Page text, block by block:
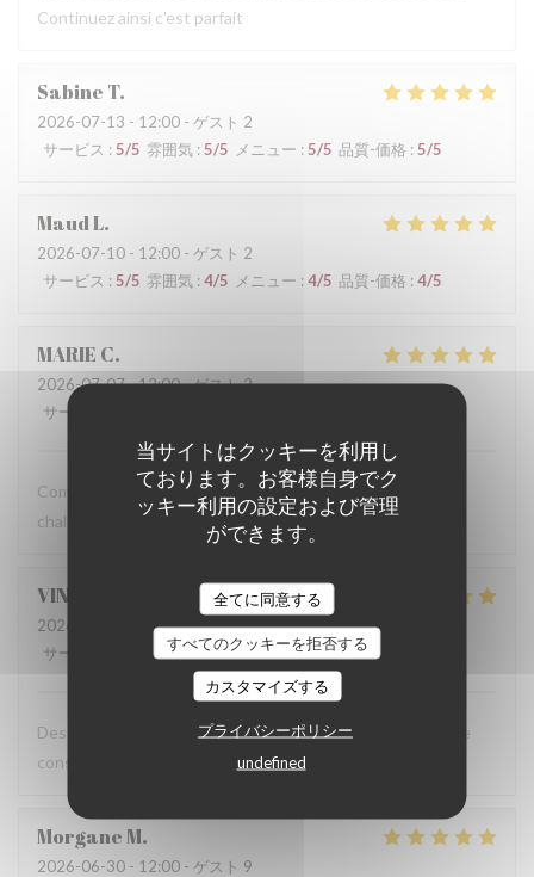
当サイトはクッキーを利用し
ております。お客様自身でク
ッキー利用の設定および管理
ができます。
全てに同意する
すべてのクッキーを拒否する
カスタマイズする
プライバシーポリシー
undefined
Continuez ainsi c'est parfait
Sabine T
2026-07-13 - 12:00 - ゲスト 2
サービス :5/5 雰囲気 :5/5 メニュー : 5/5 品質-価格 :5/5
MaudL
2026-07-10 - 12:00 - ゲスト 2
サービス : 5/5 雰囲気 : 4/5 メニュー : 4/5 品質-価格 : 4/5
MARIE C
2026-07-07- 12:00 - ゲスト 2
サービス
Comme toujours, une cuisine délicieuse et un accueil très
chaleureux !
VINCENT
2026-07-07
- 12:30 - ゲスト 8
サービス
雰囲気: 5/5 メニュー: 5/5 品質-価格
Des plats excellents et un service au top ! On ne peut que
conseiller ce Maitre Restaurateur.
MorganeM
2026-06-30 - 12:00 - ゲスト 9